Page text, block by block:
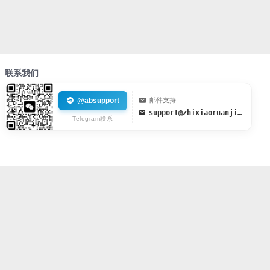
联系我们
@absupport
Telegram联系
邮件支持
support@zhixiaoruanjian.org